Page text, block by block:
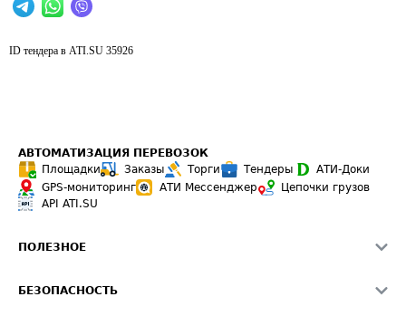
ID тендера в ATI.SU 35926
АВТОМАТИЗАЦИЯ ПЕРЕВОЗОК
Площадки
Заказы Торги Тендеры
АТИ-Доки
GPS-мониторинг
АТИ Мессенджер
Цепочки грузов
API ATI.SU
ПОЛЕЗНОЕ
БЕЗОПАСНОСТЬ